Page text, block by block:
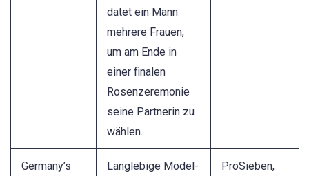
datet ein Mann
mehrere Frauen,
um am Ende in
einer finalen
Rosenzeremonie
seine Partnerin zu
wählen.
Germany’s
Langlebige Model-
ProSieben,